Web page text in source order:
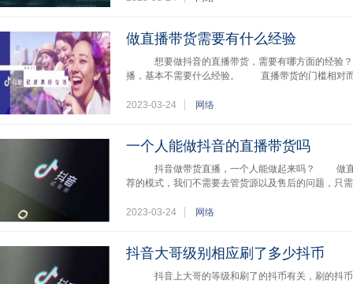
做直播带货需要有什么经验
想要做抖音的直播带货，需要有哪方面的经验
播，基本不需要什么经验。 直播带货的门槛相对
2023-03-24 网络
一个人能做抖音的直播带货吗
抖音做带货直播，一个人能做起来吗？ 做直播
荐的模式，我们不需要去管货源以及售后的问题，
2023-03-24 网络
抖音大哥级别相应刷了多少抖币
抖音上大哥的等级和刷了的抖币有关，刷的抖